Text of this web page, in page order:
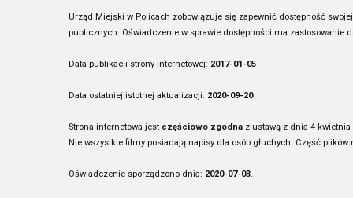
Urząd Miejski w Policach zobowiązuje się zapewnić dostępność
publicznych. Oświadczenie w sprawie dostępności ma zastosowanie
Data publikacji strony internetowej: 2017-01-05
Data ostatniej istotnej aktualizacji: 2020-09-20
Strona internetowa jest częściowo zgodna z ustawą z dnia 4
Nie wszystkie filmy posiadają napisy dla osób głuchych. Część plików
Oświadczenie sporządzono dnia: 2020-07-03.